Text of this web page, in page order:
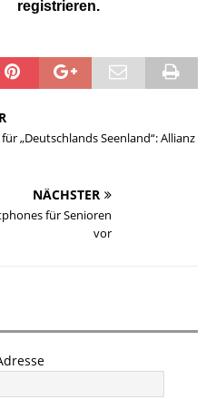
registrieren.
„Deutschlands Seenland“: Allianz
NÄCHSTER
für Senioren
vor